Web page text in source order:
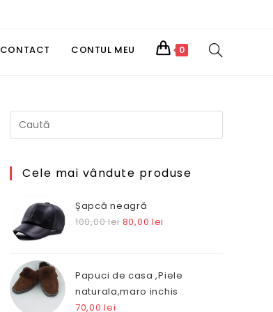
CONTACT CONTUL MEU 0 TOGGLE
Cele mai vândute produse
Șapcă neagră
100,00lei Prețul
fost:
100,00 lei.
80,00 lei
80,00 lei.
Papuci de casa ,Piele
naturala,maro inchis
70,00lei